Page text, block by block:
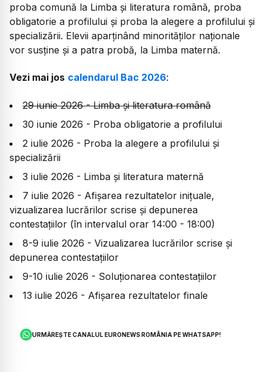
proba comună la Limba și literatura română, proba
obligatorie a profilului și proba la alegere a profilului și
specializării. Elevii aparținând minorităților naționale
vor susține și a patra probă, la Limba maternă.
Vezi mai jos calendarul Bac 2026:
29 iunie 2026 - Limba și literatura română
30 iunie 2026 - Proba obligatorie a profilului
2 iulie 2026 - Proba la alegere a profilului și
specializării
3 iulie 2026 - Limba și literatura maternă
7 iulie 2026 - Afișarea rezultatelor inițuale,
vizualizarea lucrărilor scrise și depunerea
contestațiilor (în intervalul orar 14:00 - 18:00)
8-9 iulie 2026 - Vizualizarea lucrărilor scrise și
depunerea contestațiilor
9-10 iulie 2026 - Soluționarea contestațiilor
13 iulie 2026 - Afișarea rezultatelor finale
URMĂREȘTE CANALUL EURONEWS ROMÂNIA PE WHATSAPP!